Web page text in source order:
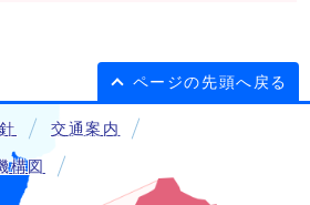
ページの先頭へ戻る
交通案内
構図